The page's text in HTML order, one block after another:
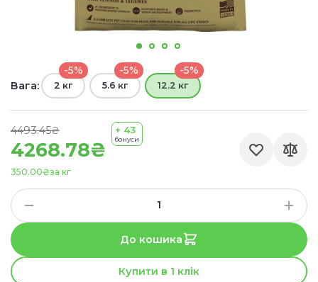
4268.78₴
4493.45₴
за кг
350.00₴
+ 43
бонуси
Вага:
-5%
2 кг
-5%
5.6 кг
-5%
12.2 кг
До кошика
Купити в 1 клік